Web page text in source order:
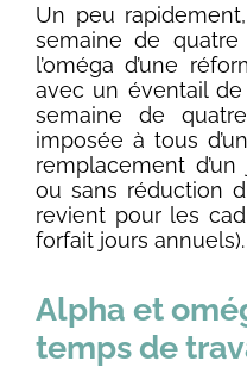
Un peu
semaine de quatre
l’oméga d’une
avec un éventail de
semaine de
imposée à tous
remplacement
ou sans réduction
revient pour les
forfait jours annuels).
Alpha et
temps de